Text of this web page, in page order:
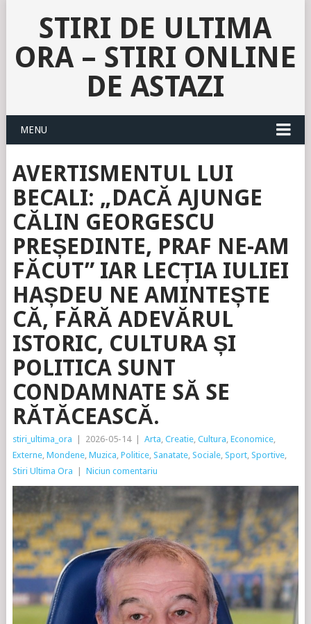
STIRI DE ULTIMA
ORA – STIRI ONLINE
DE ASTAZI
MENU
AVERTISMENTUL LUI
BECALI: „DACĂ AJUNGE
CĂLIN GEORGESCU
PREȘEDINTE, PRAF NE-AM
FĂCUT” IAR LECȚIA IULIEI
HAȘDEU NE AMINTEȘTE
CĂ, FĂRĂ ADEVĂRUL
ISTORIC, CULTURA ȘI
POLITICA SUNT
CONDAMNATE SĂ SE
RĂTĂCEASCĂ.
stiri_ultima_ora 2026-05-14 Arta, Creatie, Cultura, Economice,
Externe, Mondene, Muzica, Politice, Sanatate, Sociale, Sport, Sportive,
Stiri Ultima Ora
Niciun comentariu